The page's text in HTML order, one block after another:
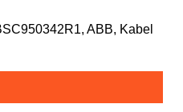
ABB, Kabel